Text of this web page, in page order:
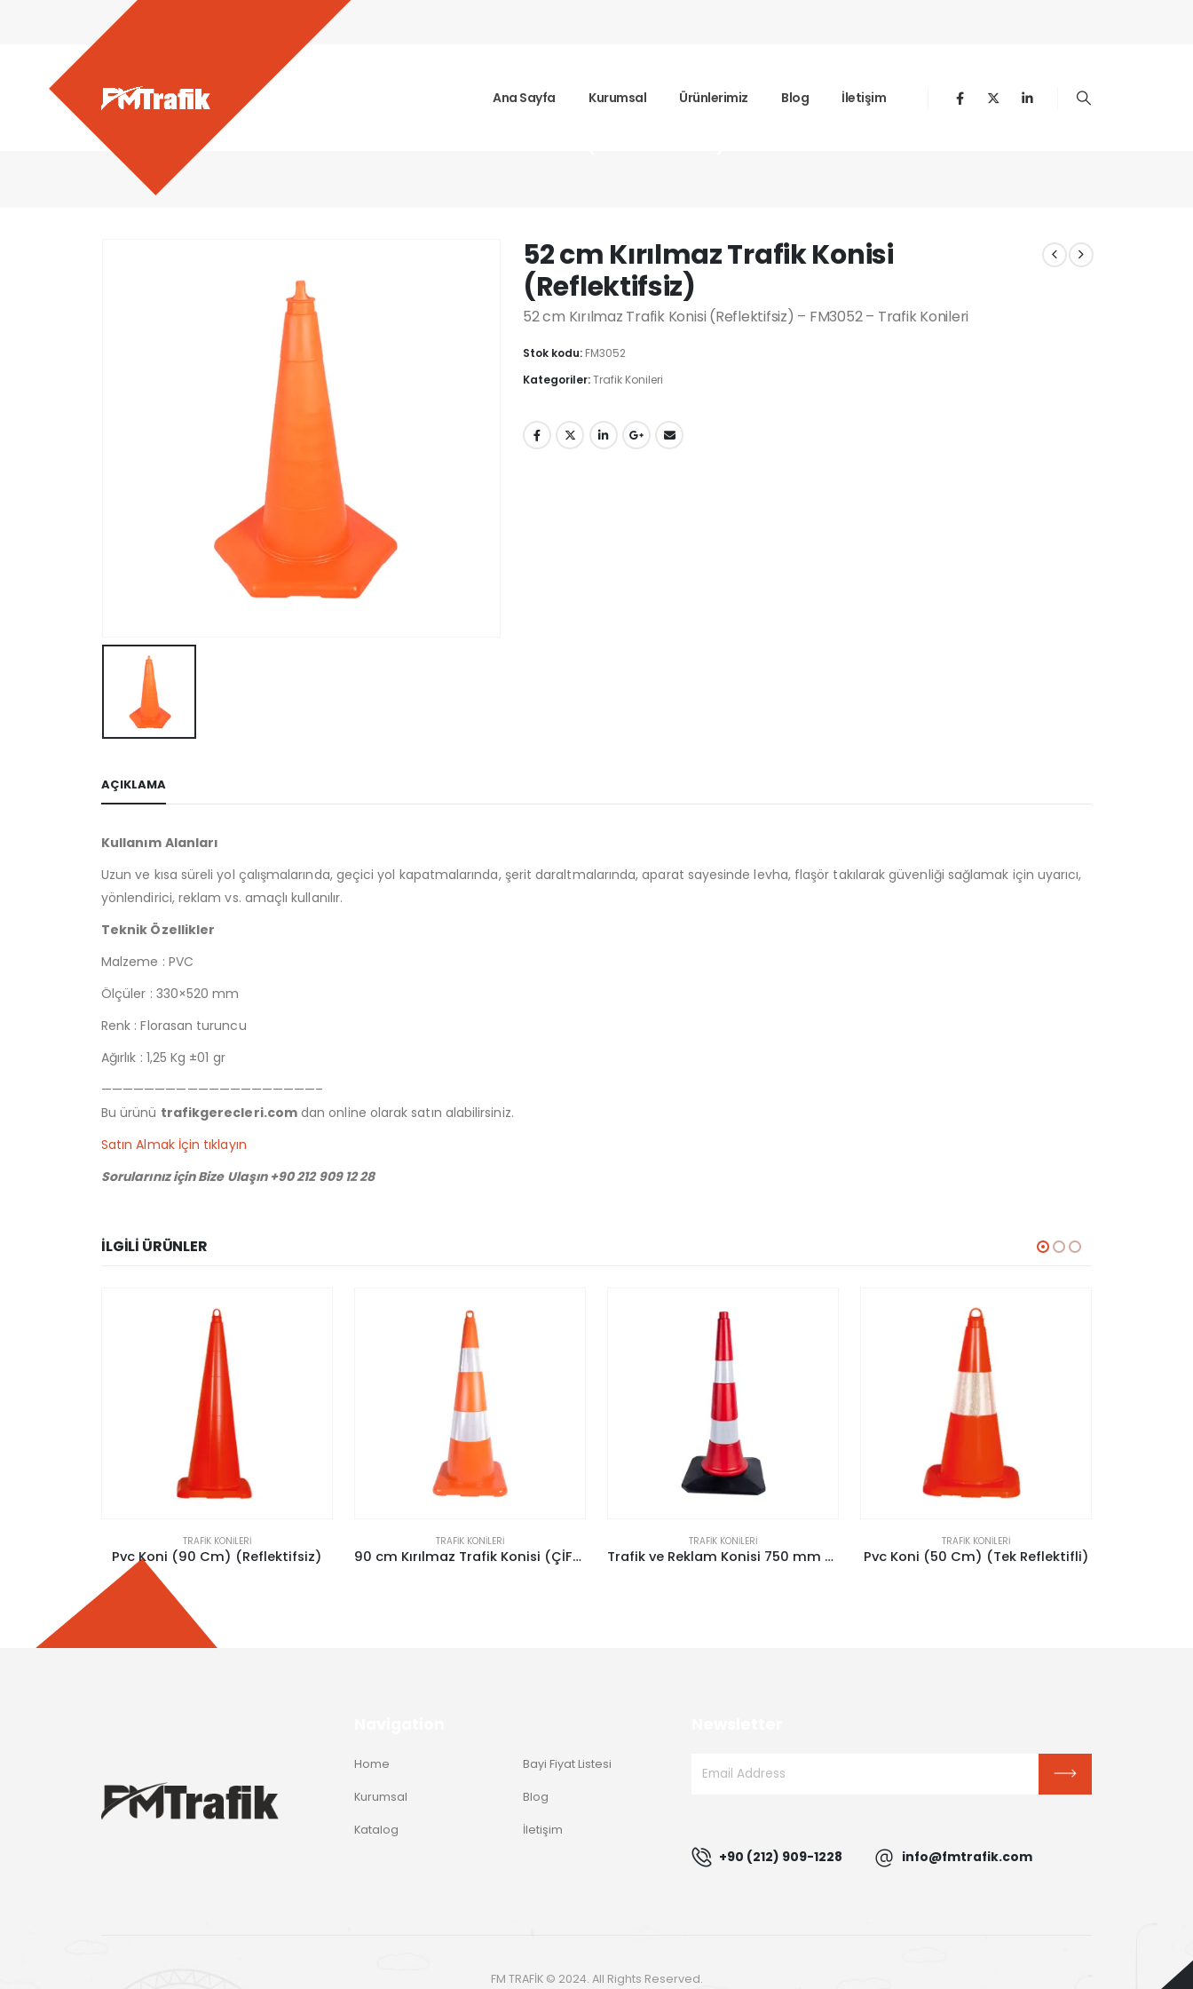
Ana Sayfa Kurumsal Ürünlerimiz Blog İletişim
Ürünlerimiz - 52 cm Kırılmaz Trafik Konisi (Reflektifsiz)
52 cm Kırılmaz Trafik Konisi
(Reflektifsiz)
52 cm Kırılmaz Trafik Konisi (Reflektifsiz) – FM3052 – Trafik Konileri
Stok kodu: FM3052
Kategoriler:Trafik Konileri
AÇIKLAMA
Kullanım Alanları
Uzun ve kısa süreli yol çalışmalarında, geçici yol kapatmalarında, şerit daraltmalarında, aparat sayesinde levha, flaşör takılarak güvenliği sağlamak için uyarıcı,
yönlendirici, reklam vs. amaçlı kullanılır.
Teknik Özellikler
Malzeme : PVC
Ölçüler : 330×520 mm
Renk : Florasan turuncu
Ağırlık : 1,25 Kg ±01 gr
————————————————————–
Bu ürünü trafikgerecleri.comdan online olarak satın alabilirsiniz.
Satın Almak İçin tıklayın
Sorularınız için Bize Ulaşın +90 212 909 12 28
İLGILI ÜRÜNLER
TRAFIK KONILERI
90 cm Kırılmaz Trafik Konisi (ÇİFT REFLEKTİFLİ)
TRAFIK KONILERI
Trafik ve Reklam Konisi 750 mm (Kauçuk Tabanlı)
TRAFIK KONILERI
Pvc Koni (50 Cm) (Tek Reflektifli)
TRAFIK KONILERI
72 cm Kırılmaz Amerikan Koni (Tek Reflektifli)
Home
Kurumsal
Katalog
Bayi Fiyat Listesi
Blog
İletişim
+90 (212) 909-1228 info@fmtrafik.com
FM TRAFİK © 2024. All Rights Reserved.